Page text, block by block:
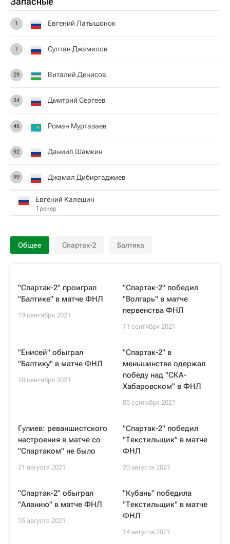
1 Евгений Латышонок
7 Султан Джамилов
29 Виталий Денисов
34 Дмитрий Сергеев
45 Роман Муртазаев
92 Даниил Шамкин
99 Джамал Дибиргаджиев
Евгений Калешин
Тренер
Общее Спартак-2 Балтика
"Спартак-2" проиграл
"Балтике" в матче ФНЛ
19 сентября 2021
"Спартак-2" победил
"Волгарь" в матче
первенства ФНЛ
11 сентября 2021
"Енисей" обыграл
"Балтику" в матче ФНЛ
10 сентября 2021
"Спартак-2" в
меньшинстве одержал
победу над "СКА-
Хабаровском" в ФНЛ
05 сентября 2021
Гулиев: реваншистского
настроения в матче со
"Спартаком" не было
21 августа 2021
"Спартак-2" победил
"Текстильщик" в матче
ФНЛ
20 августа 2021
"Спартак-2" обыграл
"Аланию" в матче ФНЛ
15 августа 2021
"Кубань" победила
"Текстильщик" в матче
ФНЛ
14 августа 2021